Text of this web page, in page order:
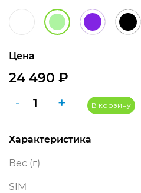
Цена
24 490 ₽
-
Количество
Galaxy
5G
+ В корзину
Характеристика
Вес (г)
SIM